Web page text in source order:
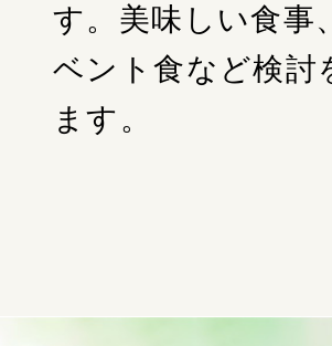
す。美味しい食事
ベント食など検討
ます。